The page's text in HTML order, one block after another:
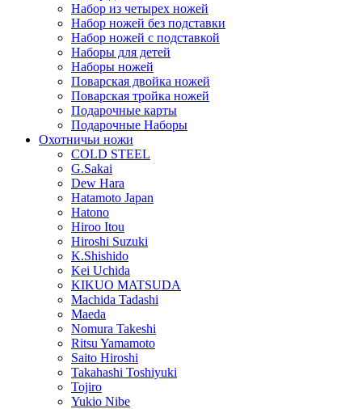
Набор из четырех ножей
Набор ножей без подставки
Набор ножей с подставкой
Наборы для детей
Наборы ножей
Поварская двойка ножей
Поварская тройка ножей
Подарочные карты
Подарочные Наборы
Охотничьи ножи
COLD STEEL
G.Sakai
Dew Hara
Hatamoto Japan
Hatono
Hiroo Itou
Hiroshi Suzuki
K.Shishido
Kei Uchida
KIKUO MATSUDA
Machida Tadashi
Maeda
Nomura Takeshi
Ritsu Yamamoto
Saito Hiroshi
Takahashi Toshiyuki
Tojiro
Yukio Nibe